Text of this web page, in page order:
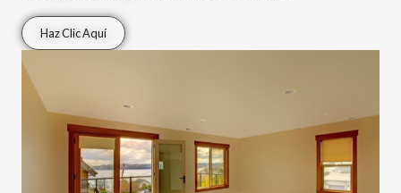
Haz Clic Aquí